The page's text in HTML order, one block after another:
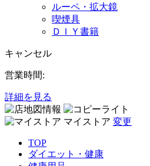
ルーペ・拡大鏡
喫煙具
ＤＩＹ書籍
キャンセル
営業時間:
詳細を見る
マイストア 変更
TOP
ダイエット・健康